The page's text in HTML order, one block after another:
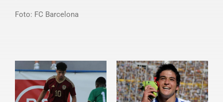
Foto: FC Barcelona